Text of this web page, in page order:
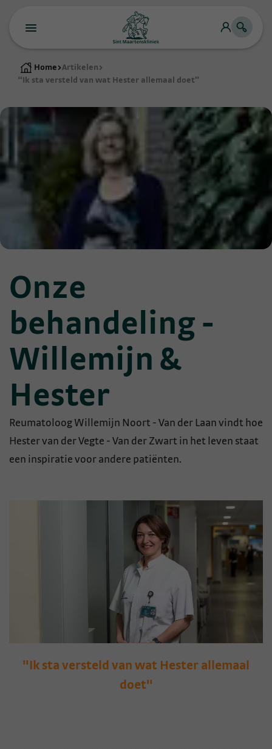
Home >Artikelen >
“Ik sta versteld van wat Hester allemaal doet”
Onze
behandeling -
Willemijn &
Hester
Reumatoloog Willemijn Noort - Van der Laan vindt hoe
Hester van der Vegte - Van der Zwart in het leven staat
een inspiratie voor andere patiënten.
"Ik sta versteld van wat Hester allemaal
doet"